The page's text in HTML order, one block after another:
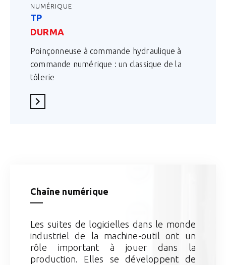
NUMÉRIQUE
TP
DURMA
Poinçonneuse à commande hydraulique à
commande numérique : un classique de la
tôlerie
En savoir plus
Chaîne numérique
Les suites de logicielles dans le monde
industriel de la machine-outil ont un
rôle important à jouer dans la
production. Elles se développent de